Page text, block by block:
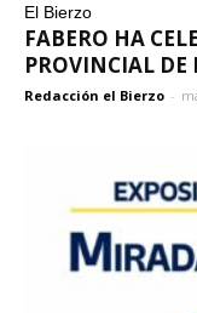
El Bierzo
FABERO HA
PROVINCIAL
Redacción el Bierzo -